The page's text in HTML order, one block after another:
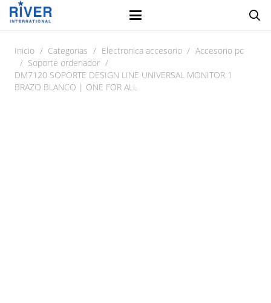
Inicio / Categorias / Electronica accesorio / Accesorio pc
/ Soporte ordenador /
DM7120 SOPORTE DESIGN LINE UNIVERSAL MONITOR 1
BRAZO BLANCO | ONE FOR ALL